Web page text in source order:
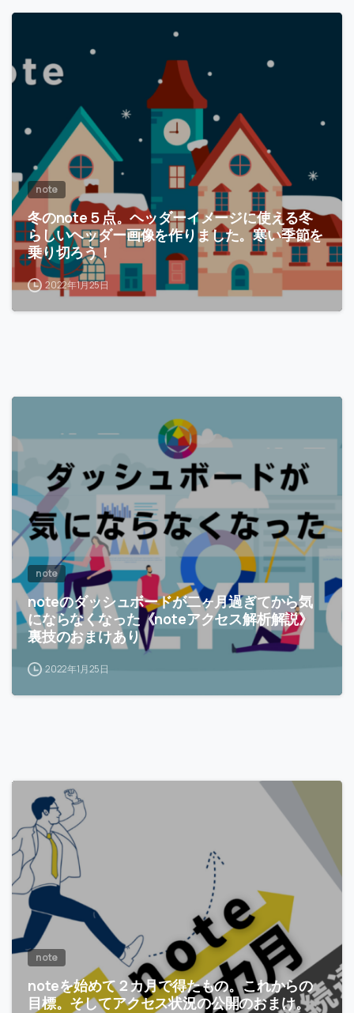
note
冬のnote５点。ヘッダーイメージに使える冬
らしいヘッダー画像を作りました。寒い季節を
乗り切ろう！
2022年1月25日
note
noteのダッシュボードが二ヶ月過ぎてから気
にならなくなった《noteアクセス解析解説》
裏技のおまけあり
2022年1月25日
note
noteを始めて２カ月で得たもの。これからの
目標。そしてアクセス状況の公開のおまけ。